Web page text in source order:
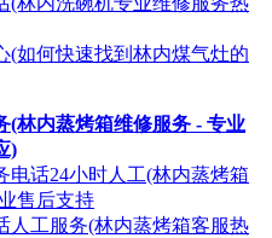
(如何快速找到林内煤气灶的
(林内蒸烤箱维修服务 - 专业
)
电话24小时人工(林内蒸烤箱
售后支持
人工服务(林内蒸烤箱客服热